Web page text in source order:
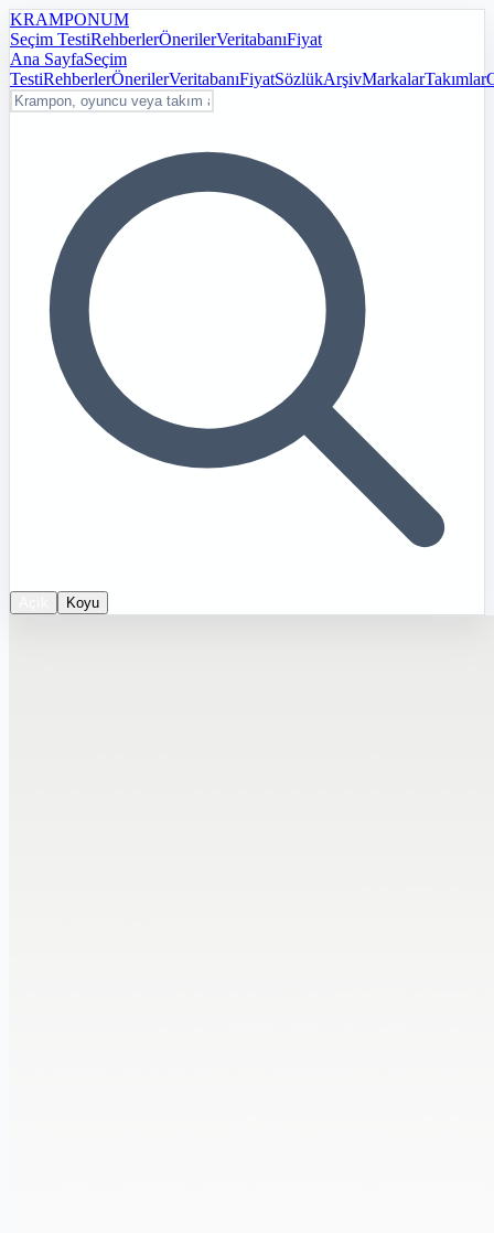
KRAMPONUM
Seçim TestiRehberlerÖnerilerVeritabanıFiyat
Ana SayfaSeçim
TestiRehberlerÖnerilerVeritabanıFiyatSözlükArşivMarkalarTakımlar
Koyu